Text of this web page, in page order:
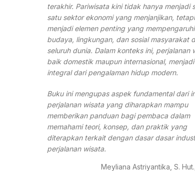
terakhir. Pariwisata kini tidak hanya menjadi
satu sektor ekonomi yang menjanjikan,
menjadi elemen penting yang mempengaruhi
budaya, lingkungan, dan sosial masyarakat
seluruh dunia. Dalam konteks ini, perjalanan
baik domestik maupun internasional,
integral dari pengalaman hidup modern.
Buku ini mengupas aspek fundamental dari
perjalanan wisata yang diharapkan mampu
memberikan panduan bagi pembaca dalam
memahami teori, konsep, dan praktik yang
diterapkan terkait dengan dasar dasar
perjalanan wisata.
Meyliana Astriyantika, S.